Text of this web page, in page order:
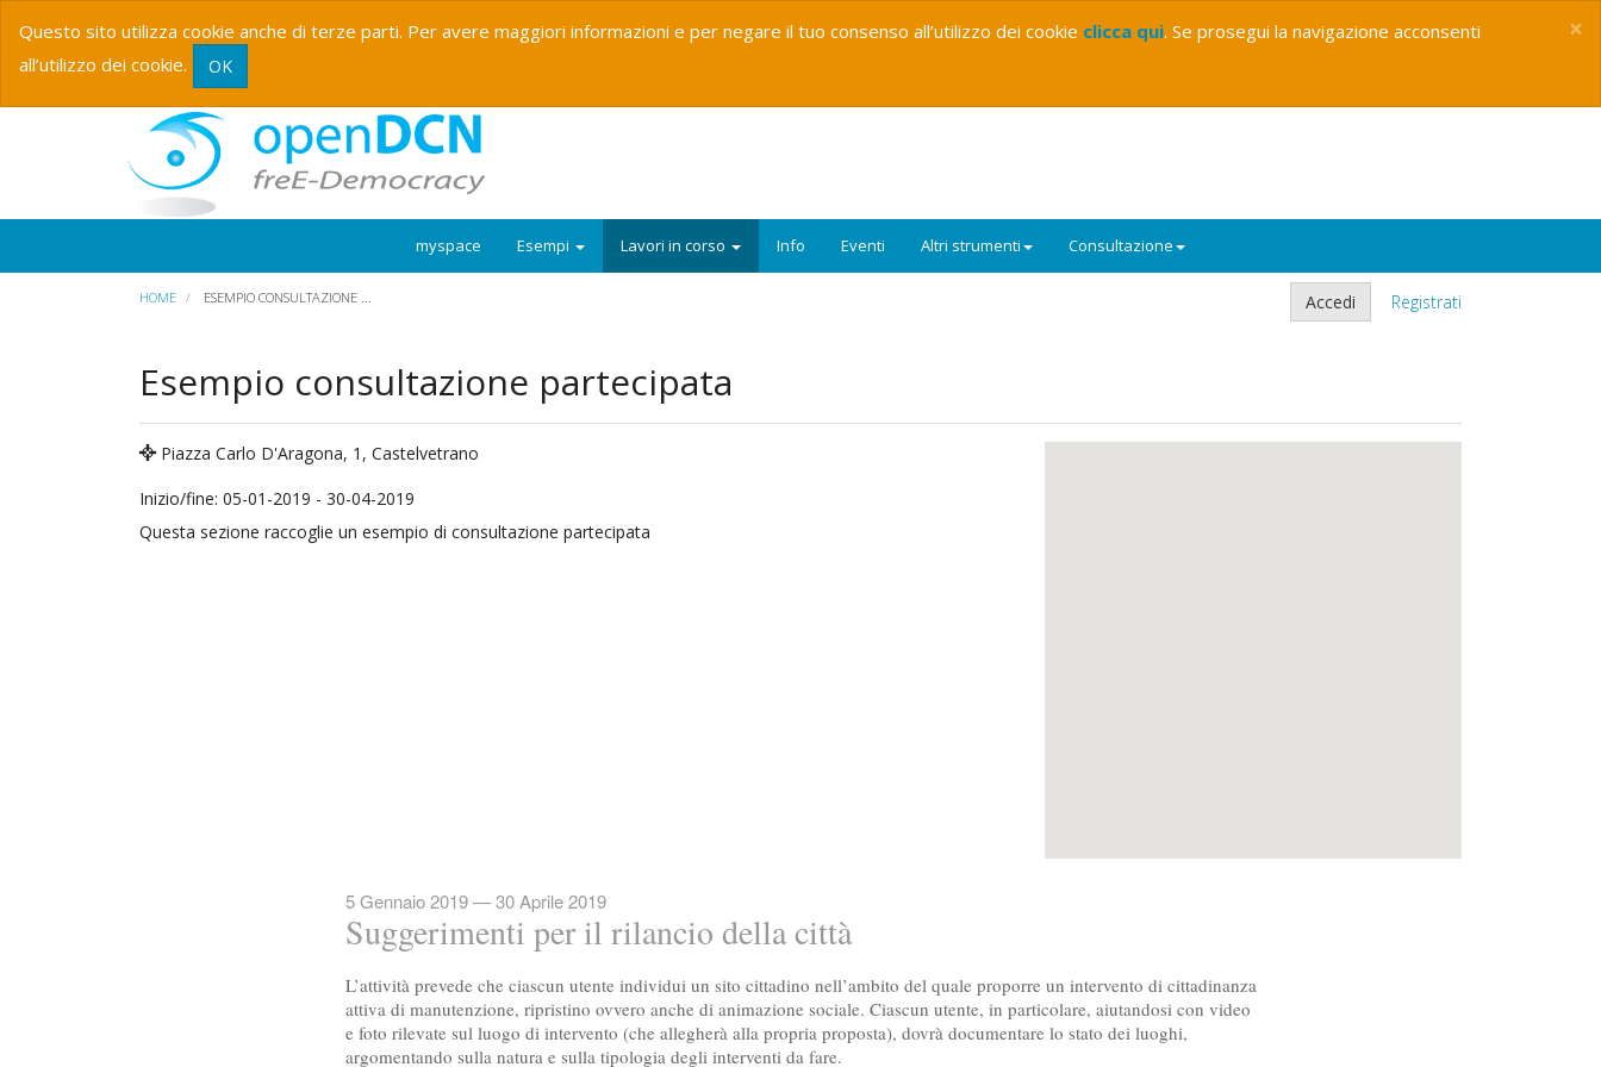
×
Questo sito utilizza cookie anche di terze parti. Per avere maggiori informazioni e per negare il tuo consenso all’utilizzo dei cookie clicca qui. Se prosegui la navigazione acconsenti
all’utilizzo dei cookie.
OK
myspace Esempi Lavori in corso Info Eventi Altri strumenti Consultazione
HOME ESEMPIO CONSULTAZIONE ... Accedi Registrati
Esempio consultazione partecipata
Piazza Carlo D'Aragona, 1, Castelvetrano
Inizio/fine: 05-01-2019 - 30-04-2019
Questa sezione raccoglie un esempio di consultazione partecipata
5 Gennaio 2019 — 30 Aprile 2019
Suggerimenti per il rilancio della città
L’attività prevede che ciascun utente individui un sito cittadino nell’ambito del quale proporre un intervento di cittadinanza
attiva di manutenzione, ripristino ovvero anche di animazione sociale. Ciascun utente, in particolare, aiutandosi con video
e foto rilevate sul luogo di intervento (che allegherà alla propria proposta), dovrà documentare lo stato dei luoghi,
argomentando sulla natura e sulla tipologia degli interventi da fare.